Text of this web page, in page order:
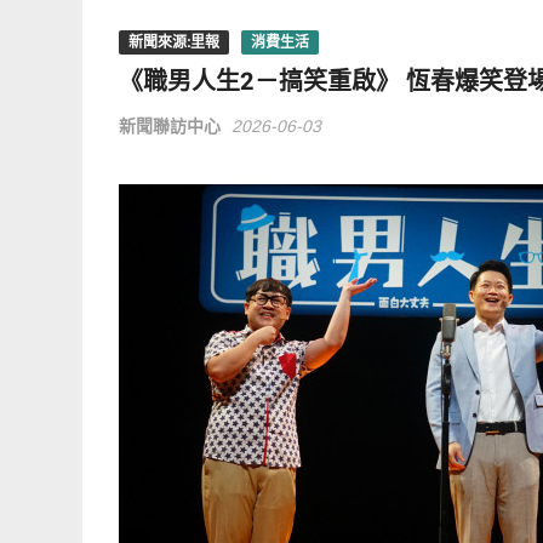
新聞來源:里報 消費生活
《職男人生2－搞笑重啟》 恆春爆笑登
新聞聯訪中心 2026-06-03